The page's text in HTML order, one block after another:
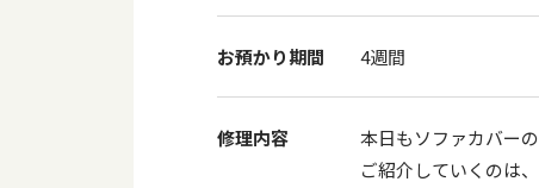
お預かり期間 4週間
修理内容
本日もソファカバー
ご紹介していくのは